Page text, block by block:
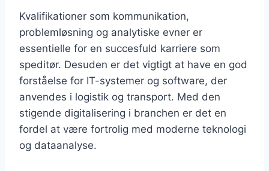
Kvalifikationer som kommunikation,
problemløsning og analytiske evner er
essentielle for en succesfuld karriere som
speditør. Desuden er det vigtigt at have en god
forståelse for IT-systemer og software, der
anvendes i logistik og transport. Med den
stigende digitalisering i branchen er det en
fordel at være fortrolig med moderne teknologi
og dataanalyse.